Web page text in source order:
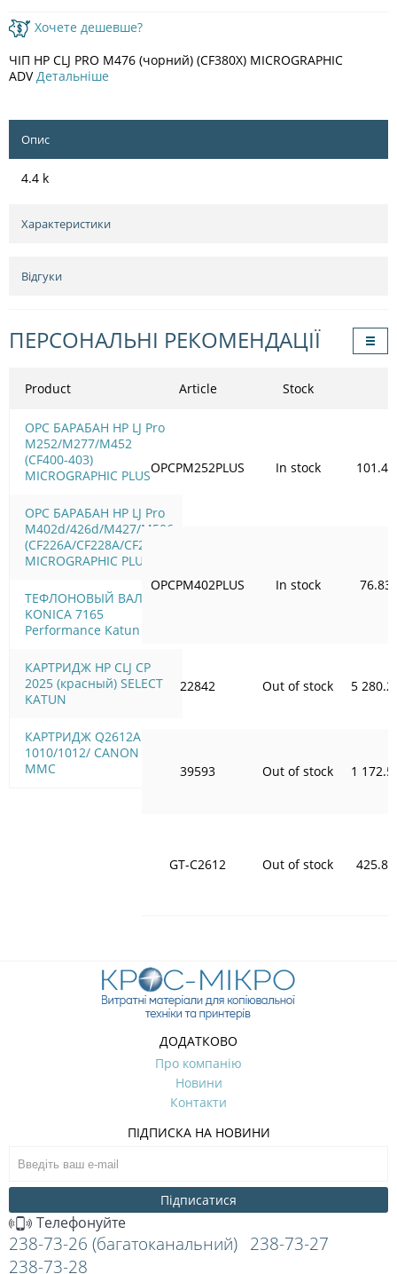
Хочете дешевше?
ЧІП HP CLJ PRO M476 (чорний) (CF380X) MICROGRAPHIC
ADV Детальніше
Опис
4.4 k
Характеристики
Відгуки
ПЕРСОНАЛЬНІ РЕКОМЕНДАЦІЇ
Product
OPC БАРАБАН HP LJ Pro
M252/M277/M452
(CF400-403)
MICROGRAPHIC PLUS
OPC БАРАБАН HP LJ Pro
M402d/426d/M427/M506
(CF226A/CF228A/CF287A)
MICROGRAPHIC PLUS
ТЕФЛОНОВЫЙ ВАЛ
KONICA 7165
Performance Katun
КАРТРИДЖ HP CLJ CP
2025 (красный) SELECT
KATUN
КАРТРИДЖ Q2612A HP LJ
1010/1012/ CANON FX10
MMC
Article Stock
OPCPM252PLUS In stock 101.41
OPCPM402PLUS In stock 76.83
22842 Out of stock 5
39593 Out of stock 1
GT-C2612 Out of stock 425.83
ДОДАТКОВО
Про компанію
Новини
Контакти
ПІДПИСКА НА НОВИНИ
Підписатися
Телефонуйте
238-73-26 (багатоканальний) 238-73-27
238-73-28